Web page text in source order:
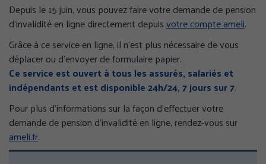
Depuis le 15 juin, vous pouvez faire votre demande de pension
d’invalidité en ligne directement depuisvotre compte ameli.
Grâce à ce service en ligne, il n’est plus nécessaire de vous
déplacer ou d’envoyer de formulaire papier.
Ce service est ouvert à tous les assurés, salariés et
indépendants et est disponible 24h/24, 7 jours sur 7.
Pour plus d’informations sur la façon d’effectuer votre
demande de pension d’invalidité en ligne, rendez-vous sur
ameli.fr.